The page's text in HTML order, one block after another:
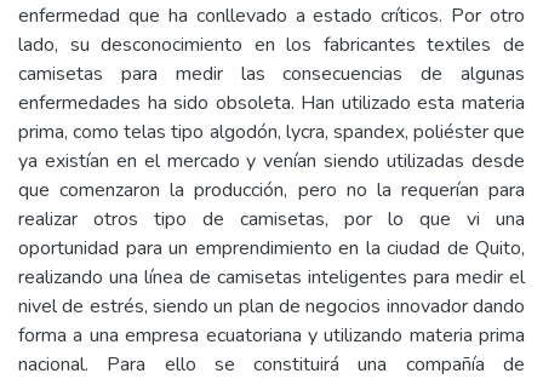
enfermedad que ha conllevado a estado críticos. Por otro
lado, su desconocimiento en los fabricantes textiles de
camisetas para medir las consecuencias de algunas
enfermedades ha sido obsoleta. Han utilizado esta materia
prima, como telas tipo algodón, lycra, spandex, poliéster que
ya existían en el mercado y venían siendo utilizadas desde
que comenzaron la producción, pero no la requerían para
realizar otros tipo de camisetas, por lo que vi una
oportunidad para un emprendimiento en la ciudad de Quito,
realizando una línea de camisetas inteligentes para medir el
nivel de estrés, siendo un plan de negocios innovador dando
forma a una empresa ecuatoriana y utilizando materia prima
nacional. Para ello se constituirá una compañía de